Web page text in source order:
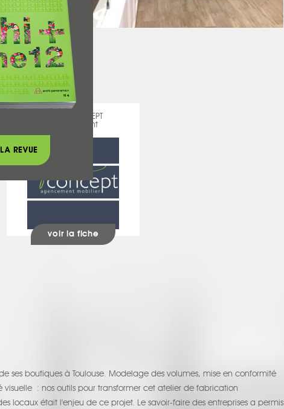
projet :
POSE CONCEPT
Agencement
voir la fiche
boutiques à Toulouse. Modelage des volumes, mise en conformité
visuelle : nos outils pour transformer cet atelier de fabrication
locaux était l'enjeu de ce projet. Le savoir-faire des entreprises a permis
REVUE